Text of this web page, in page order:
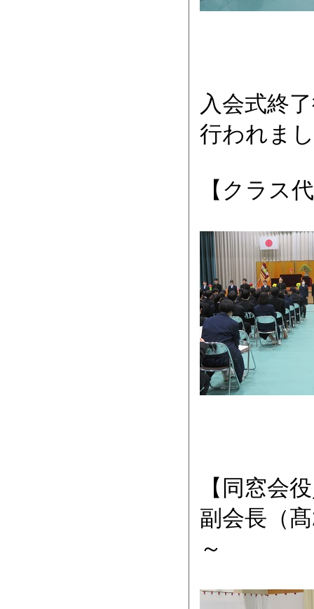
入会式終
行われま
【クラス
【同窓会
副会長（
～